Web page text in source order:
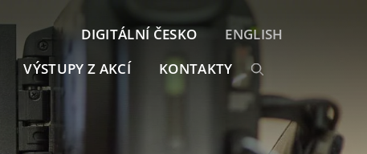
VÝSTUPY Z AKCÍ KONTAKTY
DIGITÁLNÍ ČESKO ENGLISH